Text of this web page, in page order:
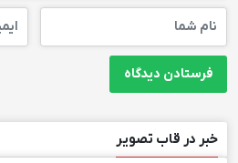
خبر در قاب تصویر